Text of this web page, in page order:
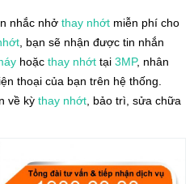
nhắc nhở thay nhớt miễn phí cho
, bạn sẽ nhận được tin nhắn
hoặc thay nhớt tại 3MP, nhân
thoại của bạn trên hệ thống.
về kỳ thay nhớt, bảo trì, sửa chữa